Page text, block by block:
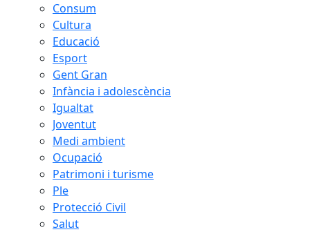
Consum
Cultura
Educació
Esport
Gent Gran
Infància i adolescència
Igualtat
Joventut
Medi ambient
Ocupació
Patrimoni i turisme
Ple
Protecció Civil
Salut